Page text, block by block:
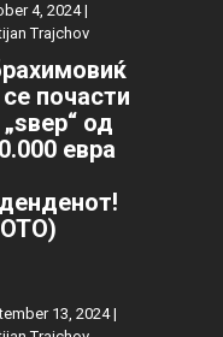
4, 2024 |
Trajchov
почасти
од
евра
13, 2024 |